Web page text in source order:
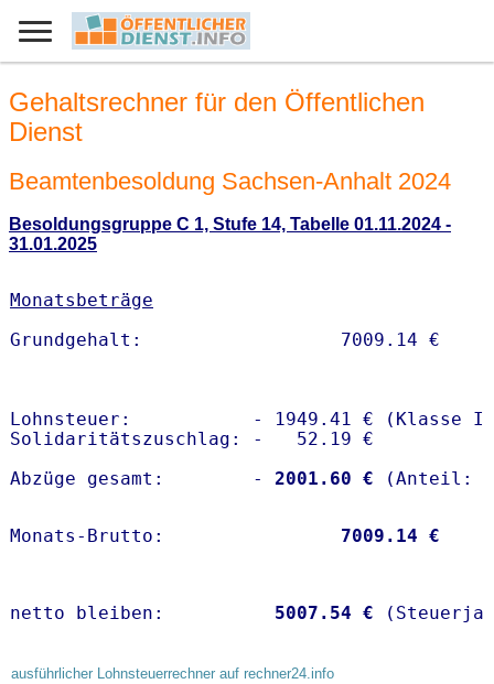
Gehaltsrechner für den Öffentlichen
Dienst
Beamtenbesoldung Sachsen-Anhalt 2024
Besoldungsgruppe C 1, Stufe 14, Tabelle 01.11.2024 -
31.01.2025
Monatsbeträge
Lohnsteuer:           - 1949.41 € (Klasse I)
Solidaritätszuschlag: -   52.19 €
Abzüge gesamt:        -
2001.60 €
Monats-Brutto: 7009.14 €
netto bleiben: 5007.54 €
ausführlicher Lohnsteuerrechner auf rechner24.info